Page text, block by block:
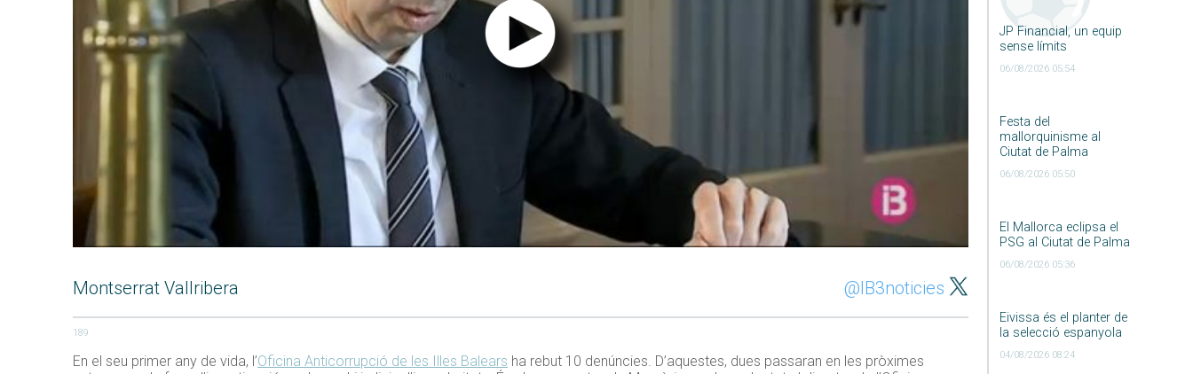
JP Financial, un equip
sense límits
06/08/2026 05:54
Festa del
mallorquinisme al
Ciutat de Palma
06/08/2026 05:50
El Mallorca eclipsa el
PSG al Ciutat de Palma
06/08/2026 05:36
Eivissa és el planter de
la selecció espanyola
04/08/2026 08:24
Montserrat Vallribera @IB3noticies
189
En el seu primer any de vida, l’Oficina Anticorrupció de les Illes Balears ha rebut 10 denúncies. D’aquestes, dues passaran en les pròximes